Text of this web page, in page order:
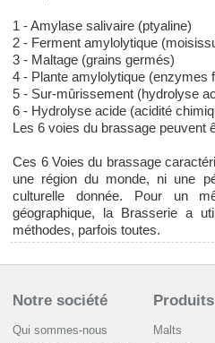
1 - Amylase salivaire (ptyaline)
2 - Ferment amylolytique
3 - Maltage (grains germés)
4 - Plante amylolytique (enzymes
5 - Sur-mûrissement (hydrolyse
6 - Hydrolyse acide (acidité
Les 6 voies du brassage peuvent
Ces 6 Voies du brassage
une région du monde, ni une
culturelle donnée. Pour un
géographique, la Brasserie a
méthodes, parfois toutes.
Notre société
Qui sommes-nous
Produits
Malts